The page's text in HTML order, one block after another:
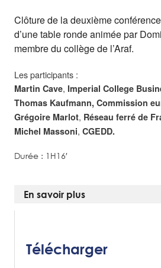
Clôture de la deuxième
d’une table ronde animée par
membre du collège de l’Araf.
Les participants :
Martin Cave, Imperial College
Thomas Kaufmann, Commission
Grégoire Marlot, Réseau ferré de
Michel Massoni, CGEDD.
Durée : 1H16′
En savoir plus
Télécharger